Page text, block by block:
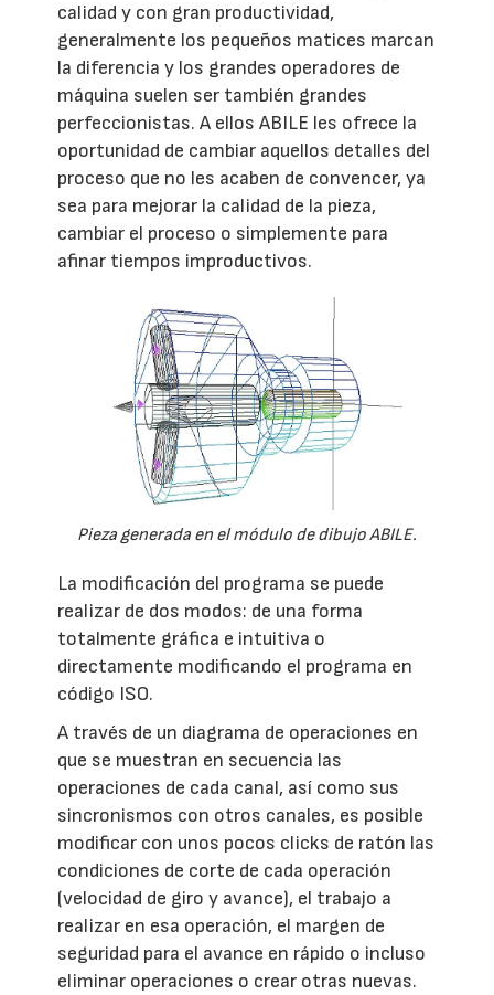
calidad y con gran productividad,
generalmente los pequeños matices marcan
la diferencia y los grandes operadores de
máquina suelen ser también grandes
perfeccionistas. A ellos ABILE les ofrece la
oportunidad de cambiar aquellos detalles del
proceso que no les acaben de convencer, ya
sea para mejorar la calidad de la pieza,
cambiar el proceso o simplemente para
afinar tiempos improductivos.
Pieza generada en el módulo de dibujo ABILE.
La modificación del programa se puede
realizar de dos modos: de una forma
totalmente gráfica e intuitiva o
directamente modificando el programa en
código ISO.
A través de un diagrama de operaciones en
que se muestran en secuencia las
operaciones de cada canal, así como sus
sincronismos con otros canales, es posible
modificar con unos pocos clicks de ratón las
condiciones de corte de cada operación
(velocidad de giro y avance), el trabajo a
realizar en esa operación, el margen de
seguridad para el avance en rápido o incluso
eliminar operaciones o crear otras nuevas.